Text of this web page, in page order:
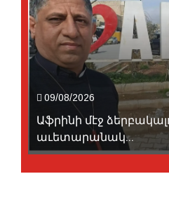
09/08/2026
Աֆրինի մէջ
աւետարանակ...